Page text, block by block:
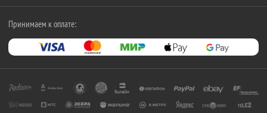
Принимаем к оплате: